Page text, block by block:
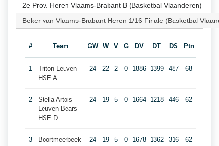
2e Prov. Heren Vlaams-Brabant B (Basketbal Vlaanderen)
Beker van Vlaams-Brabant Heren 1/16 Finale (Basketbal
# Team GW W V G DV DT DS Ptn
1
Triton Leuven
HSE A
24 22 2 0 1886 1399 487 68
2
Stella Artois
Leuven Bears
HSE D
24 19 5 0 1664 1218 446 62
3
Boortmeerbeek
24 19 5 0 1678 1362 316 62